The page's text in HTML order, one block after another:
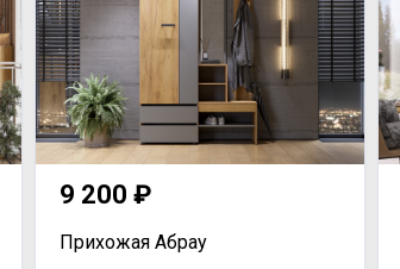
9 200 ₽
Прихожая Абрау